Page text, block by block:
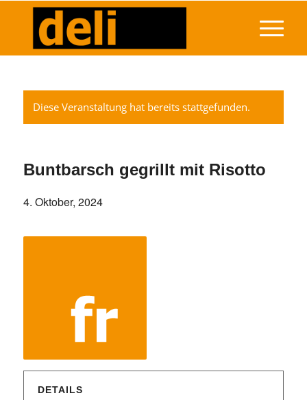
Diese Veranstaltung hat bereits stattgefunden.
Buntbarsch gegrillt mit Risotto
4. Oktober, 2024
DETAILS